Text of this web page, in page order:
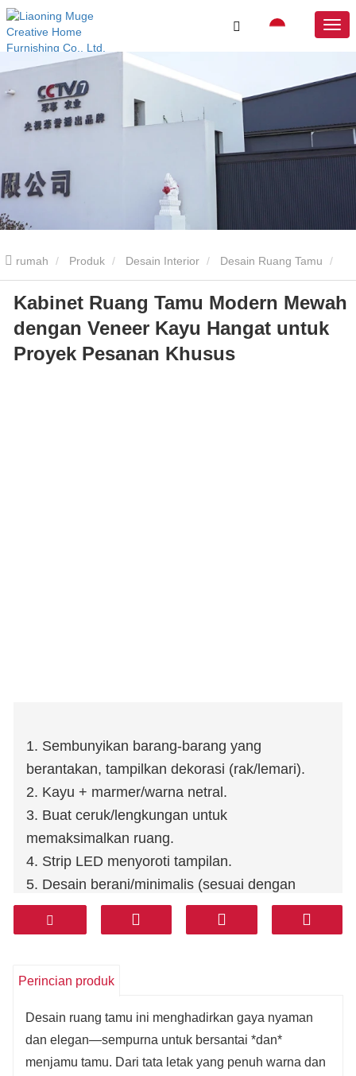
rumah Produk Desain Interior Desain Ruang Tamu
Kabinet Ruang Tamu Modern Mewah dengan Veneer Kayu Hangat
untuk Proyek Pesanan Khusus
Kabinet Ruang Tamu Modern Mewah
dengan Veneer Kayu Hangat untuk
Proyek Pesanan Khusus
1. Sembunyikan barang-barang yang
berantakan, tampilkan dekorasi (rak/lemari).
2. Kayu + marmer/warna netral.
3. Buat ceruk/lengkungan untuk
memaksimalkan ruang.
4. Strip LED menyoroti tampilan.
5. Desain berani/minimalis (sesuai dengan
gaya ruangan).
Perincian produk
Desain ruang tamu ini menghadirkan gaya nyaman
dan elegan—sempurna untuk bersantai *dan*
menjamu tamu. Dari tata letak yang penuh warna dan